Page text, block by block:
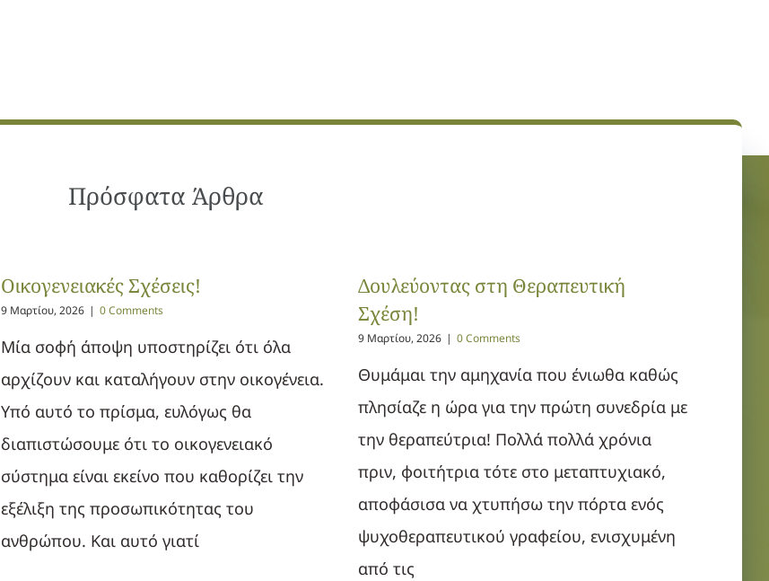
Πρόσφατα Άρθρα
Οικογενειακές Σχέσεις!
9 Μαρτίου, 2026 | 0 Comments
Μία σοφή άποψη υποστηρίζει ότι όλα
αρχίζουν και καταλήγουν στην οικογένεια.
Υπό αυτό το πρίσμα, ευλόγως θα
διαπιστώσουμε ότι το οικογενειακό
σύστημα είναι εκείνο που καθορίζει την
εξέλιξη της προσωπικότητας του
ανθρώπου. Και αυτό γιατί
Δουλεύοντας στη Θεραπευτική
Σχέση!
9 Μαρτίου, 2026 | 0 Comments
Θυμάμαι την αμηχανία που ένιωθα καθώς
πλησίαζε η ώρα για την πρώτη συνεδρία με
την θεραπεύτρια! Πολλά πολλά χρόνια
πριν, φοιτήτρια τότε στο μεταπτυχιακό,
αποφάσισα να χτυπήσω την πόρτα ενός
ψυχοθεραπευτικού γραφείου, ενισχυμένη
από τις